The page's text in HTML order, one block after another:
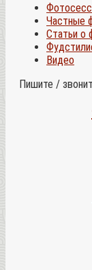
Частные
Статьи о
Видео
Пишите /